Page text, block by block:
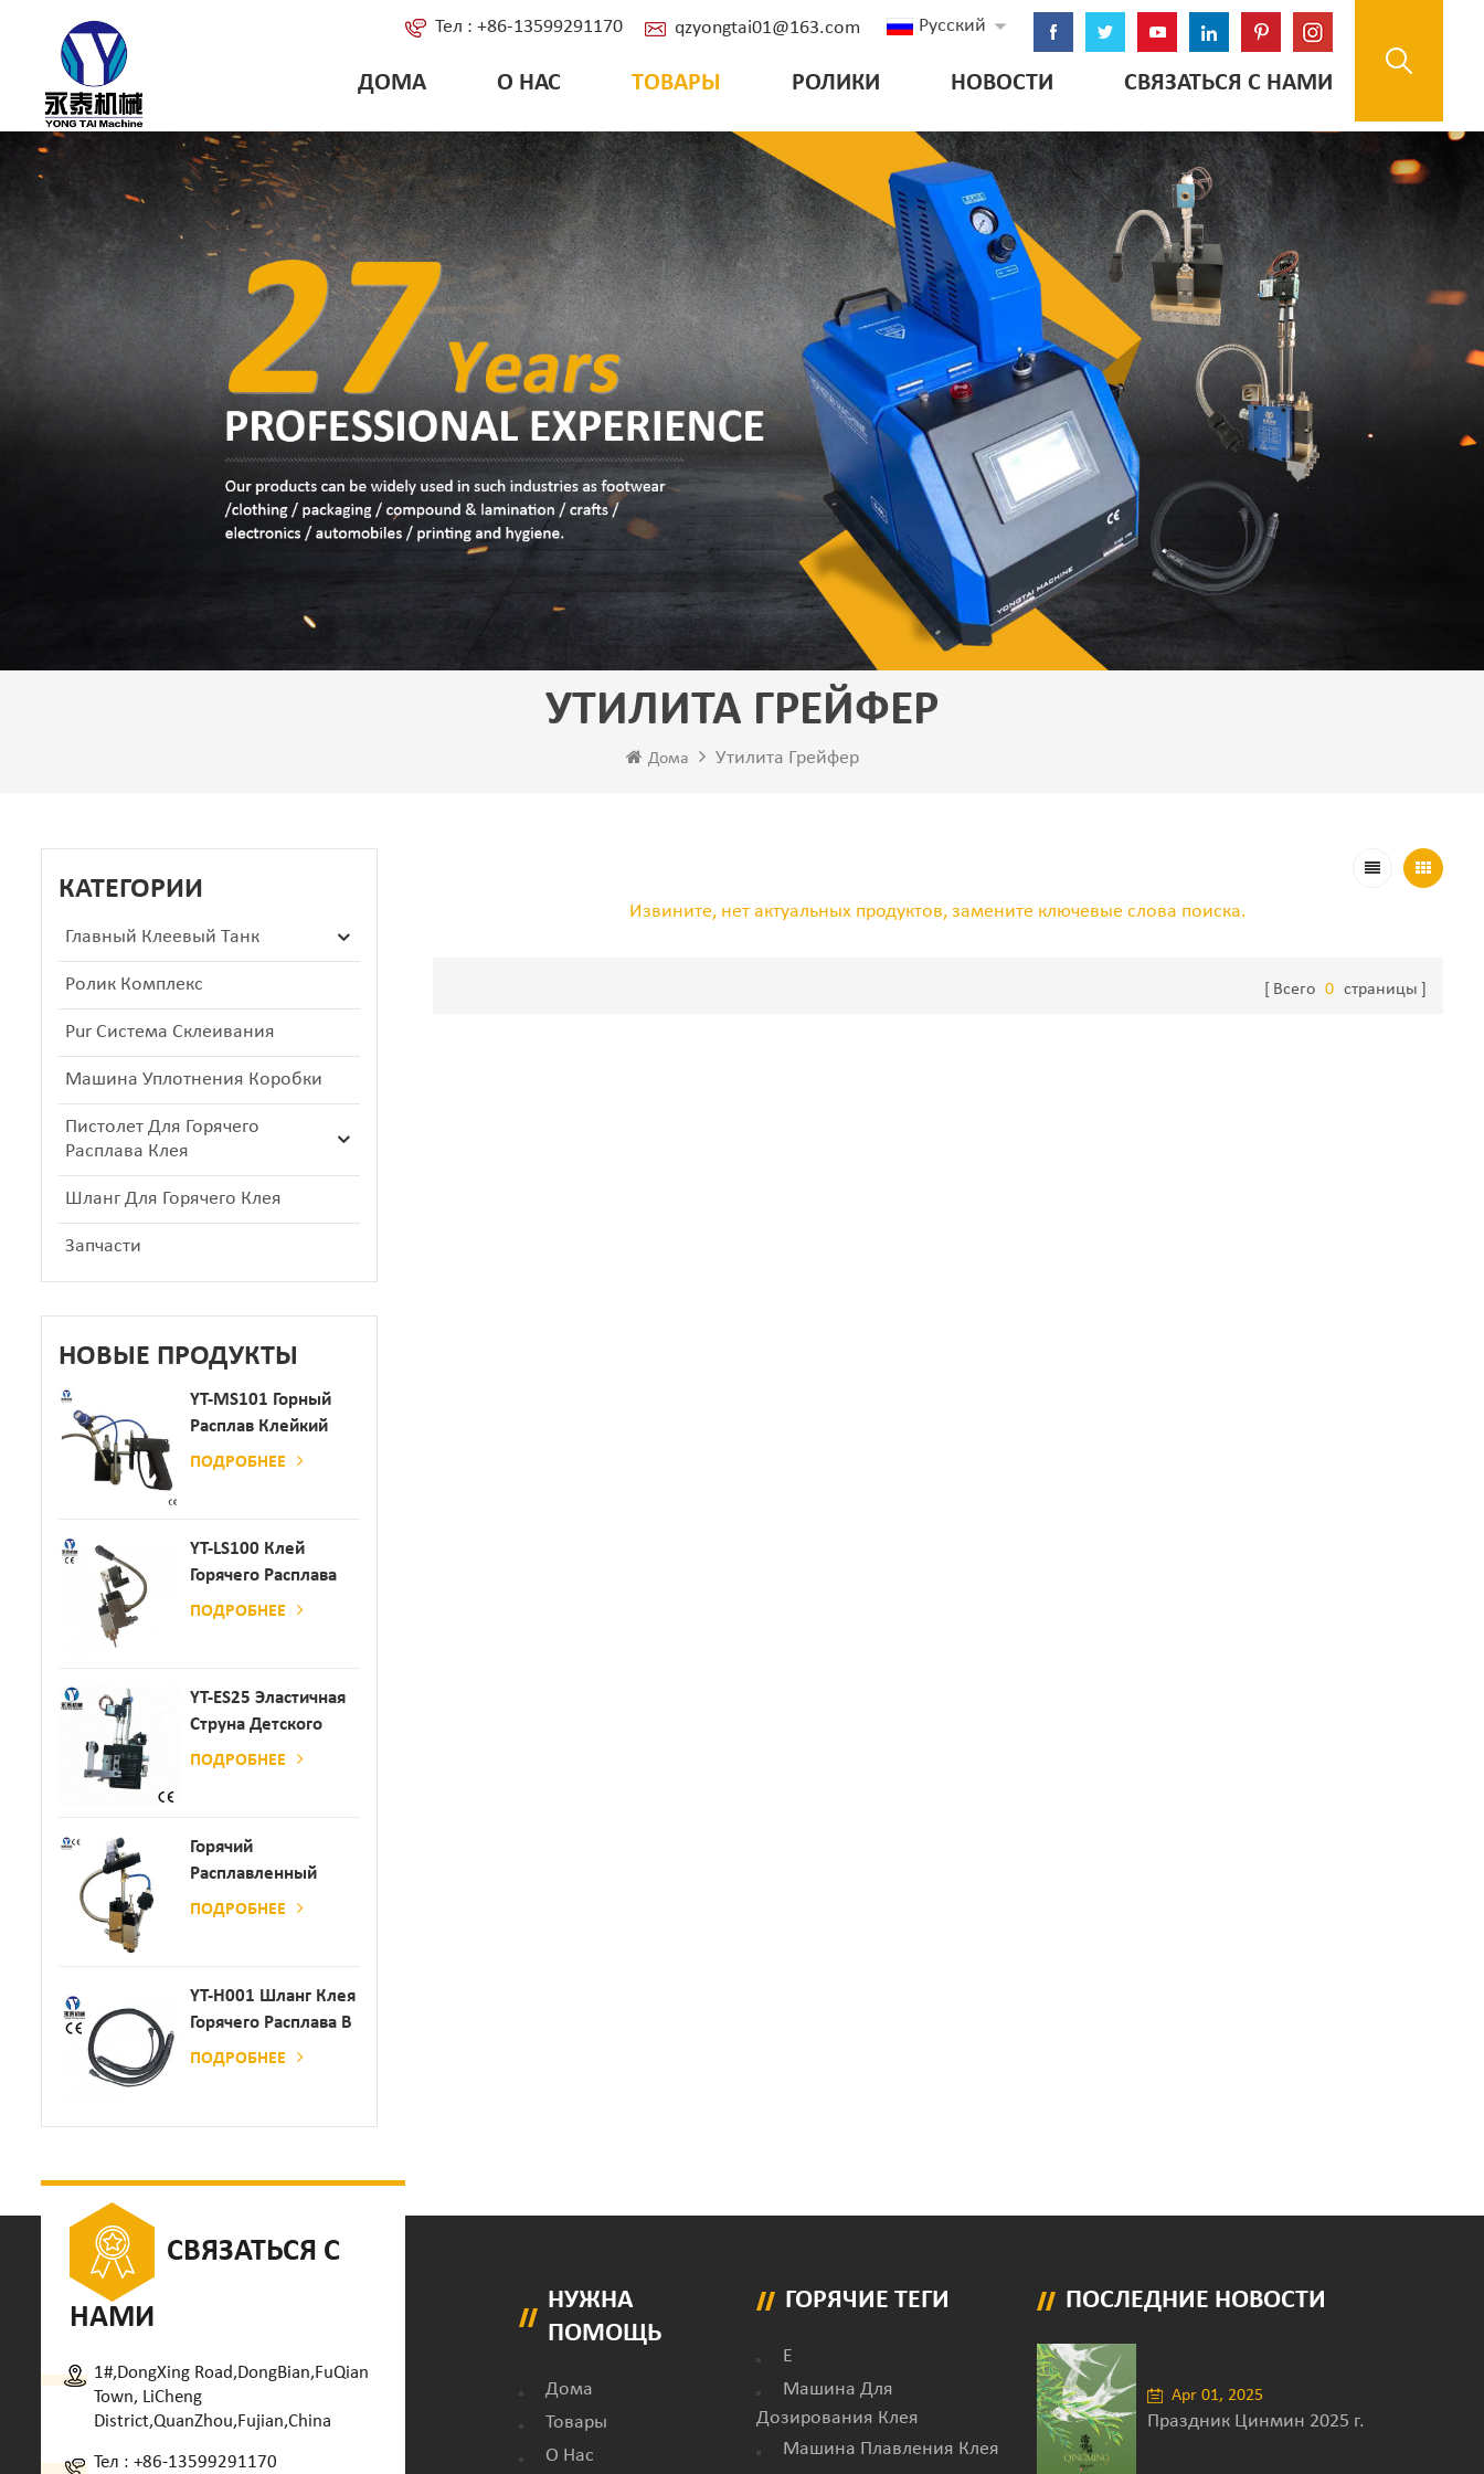
Русский
Тел : +86-13599291170 qzyongtai01@163.com
ДОМА О НАС ТОВАРЫ РОЛИКИ НОВОСТИ СВЯЗАТЬСЯ С НАМИ
УТИЛИТА ГРЕЙФЕР
Дома Утилита Грейфер
КАТЕГОРИИ
Главный Клеевый Танк
Ролик Комплекс
Pur Система Склеивания
Машина Уплотнения Коробки
Пистолет Для Горячего
Расплава Клея
Шланг Для Горячего Клея
Запчасти
НОВЫЕ ПРОДУКТЫ
YT-MS101 Горный
Расплав Клейкий
Распылительный
ПОДРОБНЕЕ
YT-LS100 Клей
Горячего Расплава
Клея
ПОДРОБНЕЕ
YT-ES25 Эластичная
Струна Детского
Пеленки
ПОДРОБНЕЕ
Горячий
Расплавленный
Клей
ПОДРОБНЕЕ
YT-H001 Шланг Клея
Горячего Расплава В
Сочетании С
ПОДРОБНЕЕ
Извините, нет актуальных продуктов, замените ключевые слова поиска.
Всего 0 страницы
СВЯЗАТЬСЯ С
НАМИ
1#,DongXing Road,DongBian,FuQian
Town, LiCheng
District,QuanZhou,Fujian,China
Тел : +86-13599291170
НУЖНА
ПОМОЩЬ
Дома
Товары
О Нас
ГОРЯЧИЕ ТЕГИ
E
Машина Для
Дозирования Клея
Машина Плавления Клея
ПОСЛЕДНИЕ НОВОСТИ
Apr 01, 2025
Праздник Цинмин 2025 г.